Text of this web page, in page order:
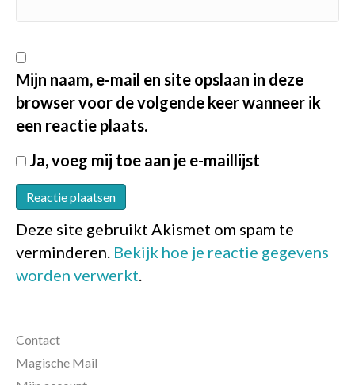
Mijn naam, e-mail en site opslaan in deze
browser voor de volgende keer wanneer ik
een reactie plaats.
Ja, voeg mij toe aan je e-maillijst
Deze site gebruikt Akismet om spam te
verminderen. Bekijk hoe je reactie gegevens
worden verwerkt.
Contact
Magische Mail